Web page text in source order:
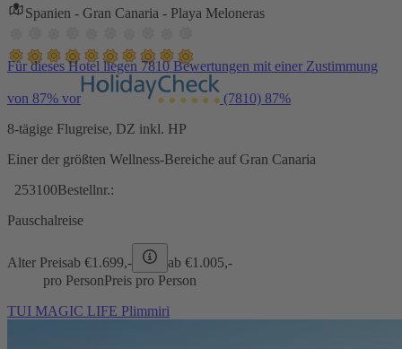
Spanien - Gran Canaria - Playa Meloneras
Für dieses Hotel liegen 7810 Bewertungen mit einer Zustimmung
von 87% vor (7810) 87%
8-tägige Flugreise, DZ inkl. HP
Einer der größten Wellness-Bereiche auf Gran Canaria
253100Bestellnr.:
Pauschalreise
Alter Preisab €1.699,- ab €1.005,-
pro PersonPreis pro Person
TUI MAGIC LIFE Plimmiri